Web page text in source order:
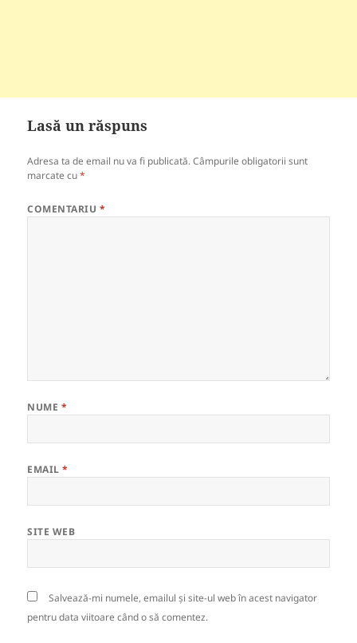
Lasă un răspuns
Adresa ta de email nu va fi publicată. Câmpurile obligatorii sunt
marcate cu*
COMENTARIU *
NUME *
EMAIL*
SITE WEB
Salvează-mi numele, emailul și site-ul web în acest navigator
pentru data viitoare când o să comentez.